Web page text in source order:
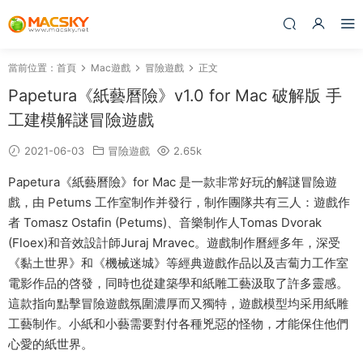
當前位置： 首頁 Mac遊戲 冒險遊戲 正文
Papetura《紙藝曆險》v1.0 for Mac 破解版 手
工建模解謎冒險遊戲
2021-06-03 冒險遊戲 2.65k
Papetura《紙藝曆險》for Mac 是一款非常好玩的解謎冒險遊
戲，由 Petums 工作室制作并發行，制作團隊共有三人：遊戲作
者 Tomasz Ostafin (Petums)、音樂制作人Tomas Dvorak
(Floex)和音效設計師Juraj Mravec。遊戲制作曆經多年，深受
《黏土世界》和《機械迷城》等經典遊戲作品以及吉蔔力工作室
電影作品的啓發，同時也從建築學和紙雕工藝汲取了許多靈感。
這款指向點擊冒險遊戲氛圍濃厚而又獨特，遊戲模型均采用紙雕
工藝制作。小紙和小藝需要對付各種兇惡的怪物，才能保住他們
心愛的紙世界。